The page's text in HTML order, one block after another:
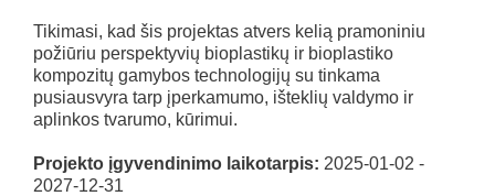
Tikimasi, kad šis projektas atvers kelią pramoniniu
požiūriu perspektyvių bioplastikų ir bioplastiko
kompozitų gamybos technologijų su tinkama
pusiausvyra tarp įperkamumo, išteklių valdymo ir
aplinkos tvarumo, kūrimui.
Projekto įgyvendinimo laikotarpis: 2025-01-02 -
2027-12-31